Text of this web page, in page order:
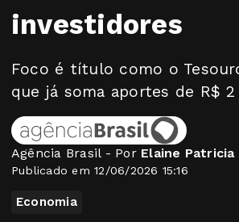
investidores
Foco é título como o
que já soma aportes de R$ 2
Agência Brasil - Por Elaine Patricia
Publicado em 12/06/2026 15:16
Economia